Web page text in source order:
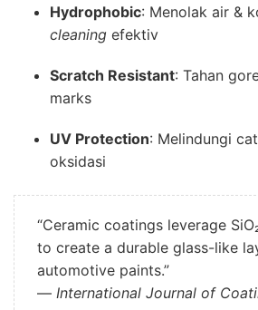
Hydrophobic: Menolak air &
cleaning efektiv
Scratch Resistant: Tahan
marks
UV Protection: Melindungi
oksidasi
“Ceramic coatings leverage
to create a durable glass-like
automotive paints.”
— International Journal of